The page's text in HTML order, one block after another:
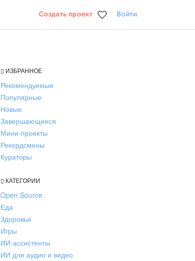
Создать проект Войти
ИЗБРАННОЕ
Рекомендуемые
Популярные
Новые
Завершающиеся
Мини-проекты
Рекордсмены
Кураторы
КАТЕГОРИИ
Open Source
Еда
Здоровье
Игры
ИИ-ассистенты
ИИ для аудио и видео